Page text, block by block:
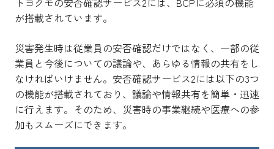
が搭載されています。
災害発生時は従業員の安否確認だけではなく、一部の従
業員と今後についての議論や、あらゆる情報の共有をし
なければいけません。安否確認サービス2には以下の3つ
の機能が搭載されており、議論や情報共有を簡単・迅速
に行えます。そのため、災害時の事業継続や医療への参
加もスムーズにできます。